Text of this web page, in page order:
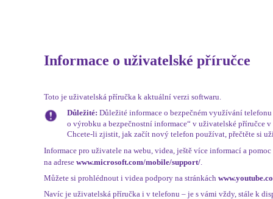
Informace o uživatelské příručce
Toto je uživatelská příručka k aktuální verzi softwaru.
Důležité: Důležité informace o bezpečném využívání
o výrobku a bezpečnostní informace“ v uživatelské příručce
Chcete-li zjistit, jak začít nový telefon používat, přečtěte si
Informace pro uživatele na webu, videa, ještě více informací a
na adrese www.microsoft.com/mobile/support/.
Můžete si prohlédnout i videa podpory na stránkách
Navíc je uživatelská příručka i v telefonu – je s vámi vždy, stále k